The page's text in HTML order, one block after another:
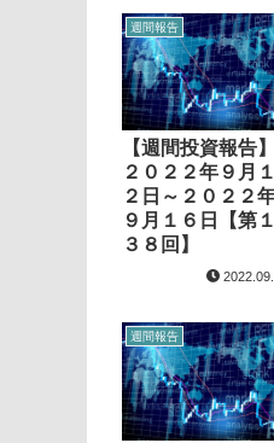
週間報告
【週間投資報告】
２０２２年９月１
２日～２０２２
９月１６日【第１
３８回】
週間報告